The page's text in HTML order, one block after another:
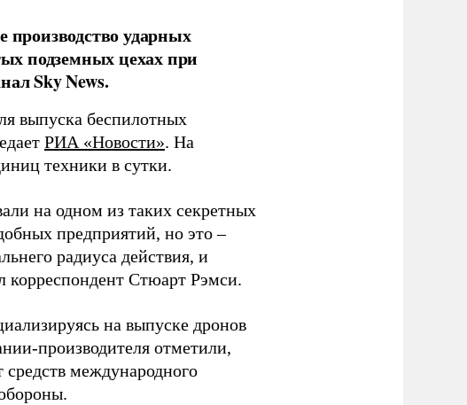
производство ударных
подземных цехах при
Sky News.
выпуска беспилотных
РИА «Новости». На
техники в сутки.
на одном из таких секретных
предприятий, но это –
радиуса действия, и
корреспондент Стюарт Рэмси.
на выпуске дронов
производителя отметили,
средств международного